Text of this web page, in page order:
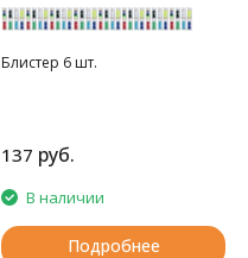
Блистер 6 шт.
137 руб.
В наличии
Подробнее